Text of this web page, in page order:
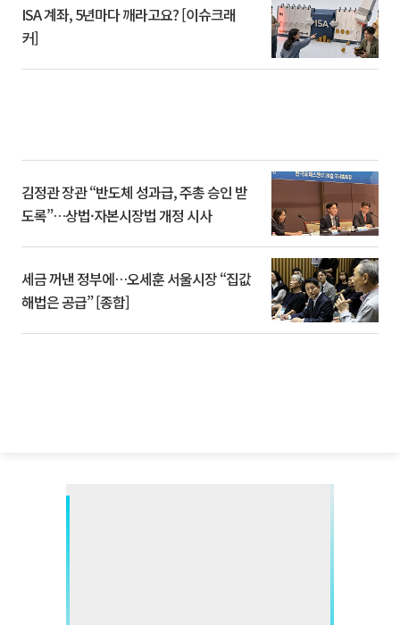
ISA 계좌, 5년마다 깨라고요? [이슈크래
커]
김정관 장관 “반도체 성과급, 주총 승인 받
도록”…상법·자본시장법 개정 시사
세금 꺼낸 정부에…오세훈 서울시장 “집값
해법은 공급” [종합]